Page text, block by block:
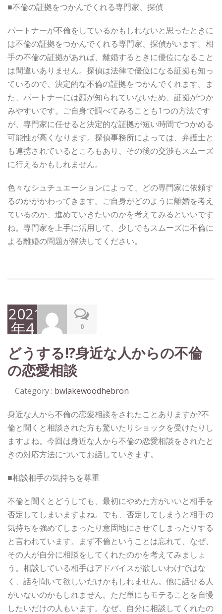
■不倫の証拠をつかんでくれる専門家、探偵
パートナーが不倫をしているかもしれないと思ったときに
は不倫の証拠をつかんでくれる専門家、探偵がいます。相
手の不倫の証拠があれば、離婚するときに優位になること
は間違いありません。探偵は法律で優位になる証拠も知っ
ているので、決定的な不倫の証拠をつかんでくれます。ま
た、パートナーには顔が知られていないため、証拠がつか
みやすいです。ご自身で調べてみることも1つの方法です
が、専門家に任せると決定的な証拠が短い時間でつかめる
可能性が高くなります。探偵事務所によっては、弁護士と
も連携されているところもあり、その後の交渉もスムーズ
に行えるかもしれません。
色々なシュチュエーションによって、どの専門家に依頼す
るのかがかわってきます。ご自身がどのように離婚を考え
ているのか、進めていきたいのかを考えてみるといいです
ね。専門家を上手に活用して、少しでもスムーズに不倫に
よる離婚の問題が解決してください。
2021
年4
月
20
日
0
どうする!?身近な人からの不倫
の恋愛相談
Category : bwlakewoodhebron
身近な人から不倫の恋愛相談をされたことありますか?不
倫と聞くと相談された方も驚いたりショックを受けたりし
ますよね。今回は身近な人から不倫の恋愛相談をされたと
きの対応方法についてお話していきます。
■相談相手の気持ちを尊重
不倫と聞くとどうしても、最初にやめた方がいいと相手を
否定してしまいますよね。でも、否定してしまうと相手の
気持ちを強めてしまったり意固地にさせてしまったりする
と言われています。まず不倫ということは忘れて、なぜ、
その人が自分に相談をしてくれたのかを考えてみましょ
う。相談している相手はアドバイスが欲しいわけではな
く、話を聞いて欲しいだけかもしれません。他に話せる人
がいないのかもしれません。ただ単にもモテることを自慢
したいだけの人もいます。なぜ、自分に相談してくれたの